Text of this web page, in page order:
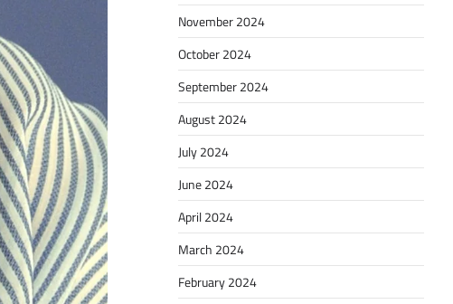
November 2024
October 2024
September 2024
August 2024
July 2024
June 2024
April 2024
March 2024
February 2024